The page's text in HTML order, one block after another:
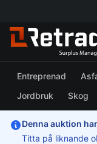
Entreprenad
Jordbruk
Skog
Denna auktion
Titta på liknande